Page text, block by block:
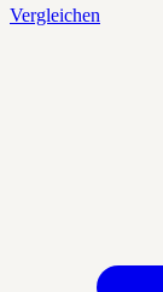
Vergleichen